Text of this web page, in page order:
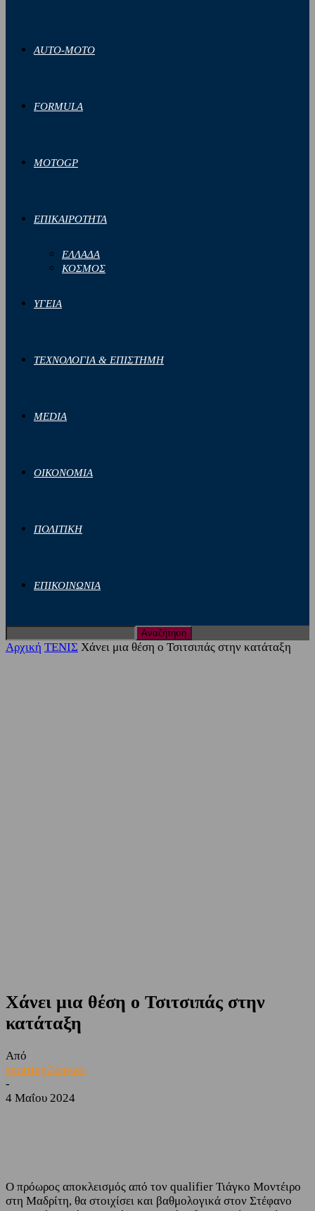
AUTO-MOTO
FORMULA
MOTOGP
ΕΠΙΚΑΙΡΟΤΗΤΑ
ΕΛΛΑΔΑ
ΚΟΣΜΟΣ
ΥΓΕΙΑ
ΤΕΧΝΟΛΟΓΙΑ & ΕΠΙΣΤΗΜΗ
MEDIA
ΟΙΚΟΝΟΜΙΑ
ΠΟΛΙΤΙΚΗ
ΕΠΙΚΟΙΝΩΝΙΑ
Αρχική ΤΕΝΙΣ Χάνει μια θέση ο Τσιτσιπάς στην κατάταξη
Χάνει μια θέση ο Τσιτσιπάς στην
κατάταξη
Από
sporting24news
-
4 Μαΐου 2024
Ο πρόωρος αποκλεισμός από τον qualifier Τιάγκο Μοντέιρο
στη Μαδρίτη, θα στοιχίσει και βαθμολογικά στον Στέφανο